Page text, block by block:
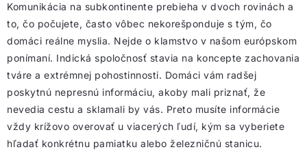
Komunikácia na subkontinente prebieha v dvoch rovinách a
to, čo počujete, často vôbec nekorešponduje s tým, čo
domáci reálne myslia. Nejde o klamstvo v našom európskom
ponímaní. Indická spoločnosť stavia na koncepte zachovania
tváre a extrémnej pohostinnosti. Domáci vám radšej
poskytnú nepresnú informáciu, akoby mali priznať, že
nevedia cestu a sklamali by vás. Preto musíte informácie
vždy krížovo overovať u viacerých ľudí, kým sa vyberiete
hľadať konkrétnu pamiatku alebo železničnú stanicu.